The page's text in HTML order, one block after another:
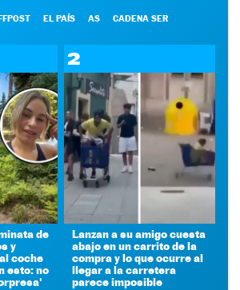
EL PAÍS AS CADENA SER
de
y
coche
esto: no
2
Lanzan a su amigo cuesta
abajo en un carrito de la
compra y lo que ocurre al
llegar a la carretera
parece imposible